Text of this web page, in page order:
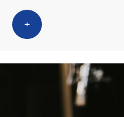
n
i
e
F
i
n
t
+